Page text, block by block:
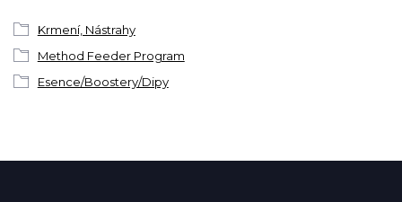
Krmení, Nástrahy
Method Feeder Program
Esence/Boostery/Dipy